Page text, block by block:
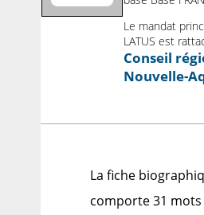
Le mandat
LATUS est
Conseil
Nouvelle-
La fiche
comporte 31 mots